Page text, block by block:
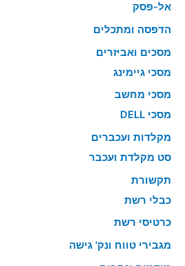
אל-פסק
הדפסה ומתכלים
מסכים ואביזרים
מסכי גיימינג
מסכי מחשב
מסכי DELL
מקלדות ועכברים
סט מקלדת ועכבר
תקשורת
כבלי רשת
כרטיסי רשת
מגבירי טווח ונק' גישה